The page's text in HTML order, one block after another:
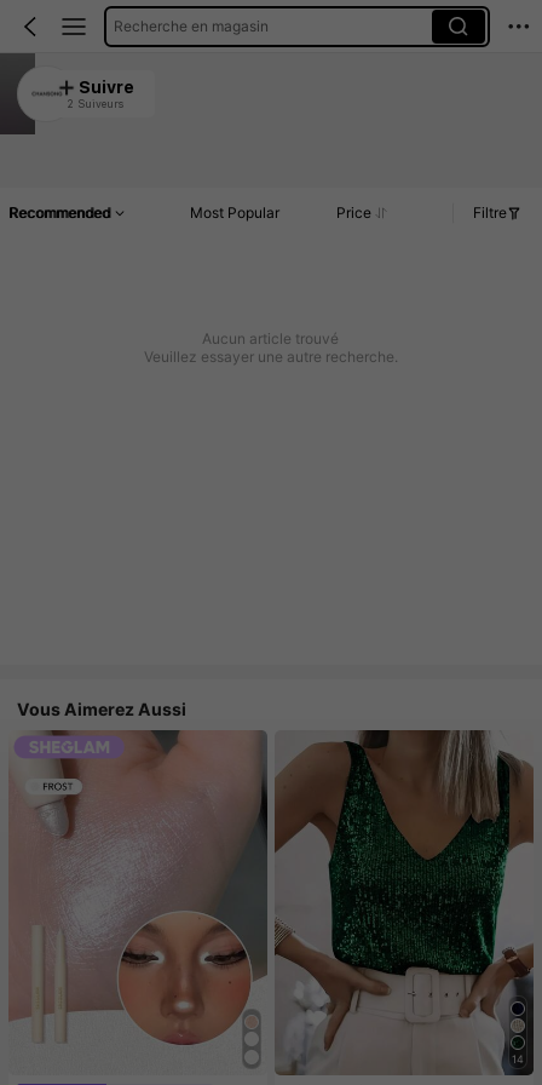
Recherche en magasin
CHANSONG
5.00
Suivre
2 Suiveurs
Recommended Most Popular Price Filtre
Aucun article trouvé
Veuillez essayer une autre recherche.
Vous Aimerez Aussi
14